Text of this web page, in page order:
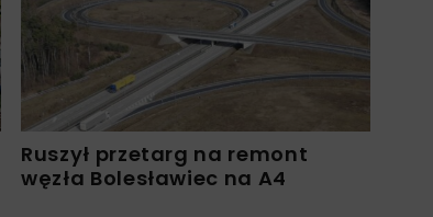
Ruszył przetarg na remont
węzła Bolesławiec na A4